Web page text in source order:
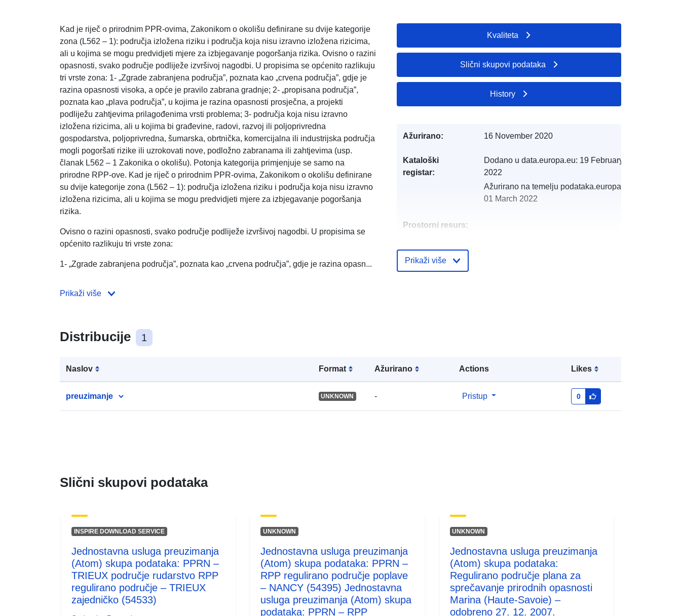
Kad je riječ o prirodnim PPR-ovima, Zakonikom o okolišu definirane su dvije kategorije
zona (L562 – 1): područja izložena riziku i područja koja nisu izravno izložena rizicima,
ali u kojima se mogu predvidjeti mjere za izbjegavanje pogoršanja rizika. Ovisno o razini
opasnosti, svako područje podliježe izvršivoj nagodbi. U propisima se općenito razlikuju
tri vrste zona: 1- „Zgrade zabranjena područja”, poznata kao „crvena područja”, gdje je
razina opasnosti visoka, a opće je pravilo zabrana gradnje; 2- „propisana područja”,
poznata kao „plava područja”, u kojima je razina opasnosti prosječna, a projekti
podliježu zahtjevima prilagođenima vrsti problema; 3- područja koja nisu izravno
izložena rizicima, ali u kojima bi građevine, radovi, razvoj ili poljoprivredna
gospodarstva, poljoprivredna, šumarska, obrtnička, komercijalna ili industrijska područja
mogli pogoršati rizike ili uzrokovati nove, podložno zabranama ili zahtjevima (usp.
članak L562 – 1 Zakonika o okolišu). Potonja kategorija primjenjuje se samo na
prirodne RPP-ove. Kad je riječ o prirodnim PPR-ovima, Zakonikom o okolišu definirane
su dvije kategorije zona (L562 – 1): područja izložena riziku i područja koja nisu izravno
izložena rizicima, ali u kojima se mogu predvidjeti mjere za izbjegavanje pogoršanja
rizika.
Ovisno o razini opasnosti, svako područje podliježe izvršivoj nagodbi. U propisima se
općenito razlikuju tri vrste zona:
1- „Zgrade zabranjena područja”, poznata kao „crvena područja”, gdje je razina opasn...
Prikaži više
Distribucije 1
Naslov Formаt Ažurirano Actions Likes
preuzimanje UNKNOWN - Pristup 0
Kvaliteta
Slični skupovi podataka
History
Ažurirano: 16 November 2020
Kataloški
registar:
Dodano u data.europa.eu: 19 February
2022
Ažurirano na temelju podataka.europa.eu:
01 March 2022
Prostorni resurs:
Identifikatori:
Tip:
Resurs:
http://inspire.ec.europa.eu/metadata-
codelist/ResourceType/services
Prikaži više
Slični skupovi podataka
INSPIRE DOWNLOAD SERVICE
Jednostavna usluga preuzimanja
(Atom) skupa podataka: PPRN –
TRIEUX područje rudarstvo RPP
regulirano područje – TRIEUX
zajedničko (54533)
UNKNOWN
Jednostavna usluga preuzimanja
(Atom) skupa podataka: PPRN –
RPP regulirano područje poplave
– NANCY (54395) Jednostavna
usluga preuzimanja (Atom) skupa
podataka: PPRN – RPP
UNKNOWN
Jednostavna usluga preuzimanja
(Atom) skupa podataka:
Regulirano područje plana za
sprečavanje prirodnih opasnosti
Marina (Haute-Savoie) –
odobreno 27. 12. 2007.